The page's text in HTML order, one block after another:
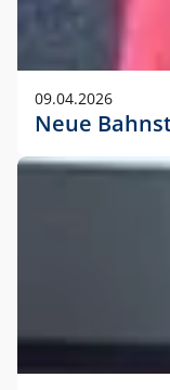
09.04.2026
Neue